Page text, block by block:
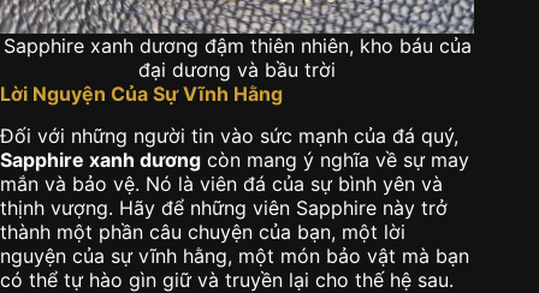
Sapphire xanh dương đậm thiên nhiên, kho báu của
đại dương và bầu trời
Lời Nguyện Của Sự Vĩnh Hằng
Đối với những người tin vào sức mạnh của đá quý,
Sapphire xanh dương còn mang ý nghĩa về sự may
mắn và bảo vệ. Nó là viên đá của sự bình yên và
thịnh vượng. Hãy để những viên Sapphire này trở
thành một phần câu chuyện của bạn, một lời
nguyện của sự vĩnh hằng, một món bảo vật mà bạn
có thể tự hào gìn giữ và truyền lại cho thế hệ sau.